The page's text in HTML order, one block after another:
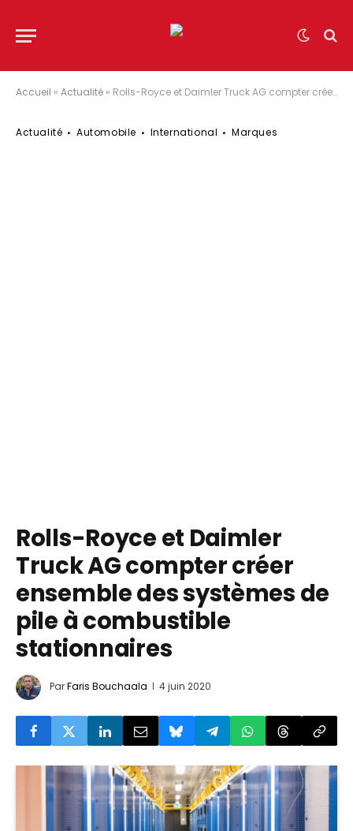
Accueil » Actualité » Rolls-Royce et Daimler Truck AG compter créer ensemble des systèmes de pile à combustible stationnaires
Actualité Automobile International Marques
Rolls-Royce et Daimler
Truck AG compter créer
ensemble des systèmes de
pile à combustible
stationnaires
ParFaris Bouchaala 4 juin 2020